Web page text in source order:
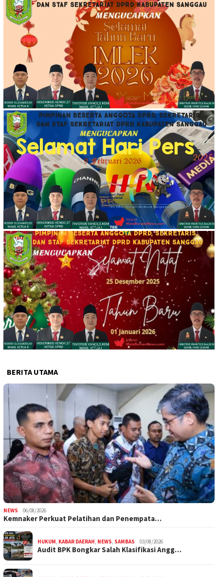
BERITA UTAMA
NEWS 06/08/2026
Kemnaker Perkuat Pelatihan dan Penempata…
HUKUM, KABAR DAERAH, NEWS, SAMBAS 03/08/2026
Audit BPK Bongkar Salah Klasifikasi Angg…